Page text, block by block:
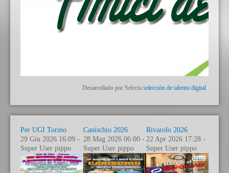
Desarrollado por Selecta selección de talento digital
Per UGI Torino
29 Giu 2026 16:09 -
Super User pippo
Canischio 2026
28 Mag 2026 06:00 -
Super User pippo
Rivarolo 2026
22 Apr 2026 17:28 -
Super User pippo